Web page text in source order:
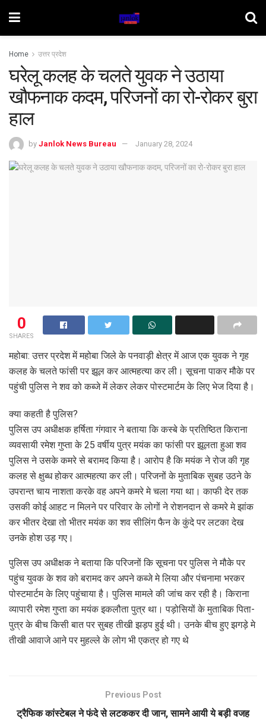
Home उत्तर प्रदेश
घरेलू कलह के चलते युवक ने उठाया
खौफनाक कदम, परिजनों का रो-रोकर बुरा
हाल
by Janlok News Bureau January 28, 2024
0
SHARES
महोबा: उत्तर प्रदेश में महोबा जिले के पनवाड़ी क्षेत्र में आज एक युवक ने गृह
कलह के चलते फांसी पर झूल कर आत्महत्या कर ली। सूचना पाकर मौके पर
पहुंची पुलिस ने शव को कब्जे में लेकर लेकर पोस्टमार्टम के लिए भेज दिया है।
क्या कहती है पुलिस?
पुलिस उप अधीक्षक हर्षिता गंगवार ने बताया कि कस्बे के प्रतिष्ठित किराना
व्यवसायी रमेश गुप्ता के 25 वर्षीय पुत्र मयंक का फांसी पर झूलता हुआ शव
पुलिस ने उसके कमरे से बरामद किया है। आरोप है कि मयंक ने रोज की गृह
कलह से क्षुब्ध होकर आत्महत्या कर ली। परिजनों के मुताबिक सुबह उठने के
उपरान्त चाय नाशता करके वह अपने कमरे मे चला गया था। काफी देर तक
उसकी कोई आहट न मिलने पर परिवार के लोगों ने रोशनदान से कमरे मे झांक
कर भीतर देखा तो भीतर मयंक का शव सीलिंग फैन के कुंदे पर लटका देख
उनके होश उड़ गए।
पुलिस उप अधीक्षक ने बताया कि परिजनों कि सूचना पर पुलिस ने मौके पर
पहुंच युवक के शव को बरामद कर अपने कब्जे मे लिया और पंचनामा भरकर
पोस्टमार्टम के लिए पहुंचाया है। पुलिस मामले की जांच कर रही है। किराना
व्यापारी रमेश गुप्ता का मयंक इकलौता पुत्र था। पड़ोसियों के मुताबिक पिता-
पुत्र के बीच किसी बात पर सुबह तीखी झड़प हुई थी। उनके बीच हुए झगड़े मे
तीखी आवाजे आने पर मुहल्ले के लोग भी एकत्र हो गए थे
Previous Post
ट्रैफिक कांस्टेबल ने फंदे से लटककर दी जान, सामने आयी ये बड़ी वजह